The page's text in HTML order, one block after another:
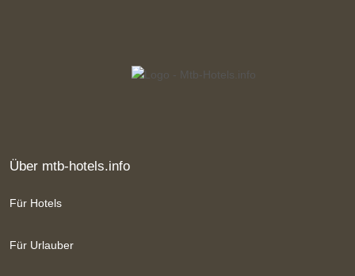
Über mtb-hotels.info
Für Hotels
Für Urlauber